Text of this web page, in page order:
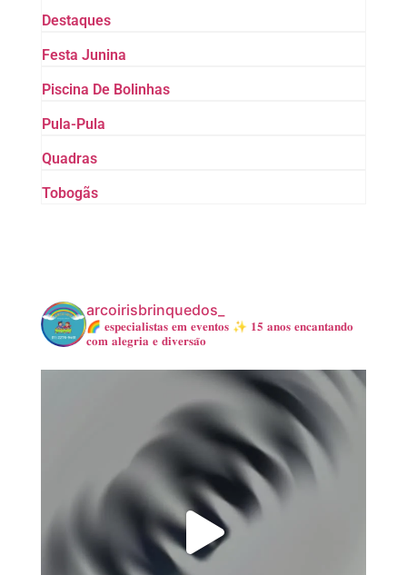
Destaques
Festa Junina
Piscina De Bolinhas
Pula-Pula
Quadras
Tobogãs
arcoirisbrinquedos_
🌈 𝐞𝐬𝐩𝐞𝐜𝐢𝐚𝐥𝐢𝐬𝐭𝐚𝐬 𝐞𝐦 𝐞𝐯𝐞𝐧𝐭𝐨𝐬 ✨ 𝟏𝟓 𝐚𝐧𝐨𝐬 𝐞𝐧𝐜𝐚𝐧𝐭𝐚𝐧𝐝𝐨
𝐜𝐨𝐦 𝐚𝐥𝐞𝐠𝐫𝐢𝐚 𝐞 𝐝𝐢𝐯𝐞𝐫𝐬𝐚̃𝐨